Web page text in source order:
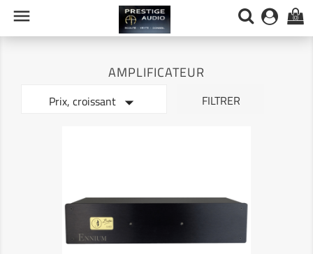
 (0)
AMPLIFICATEUR
Prix, croissant  FILTRER